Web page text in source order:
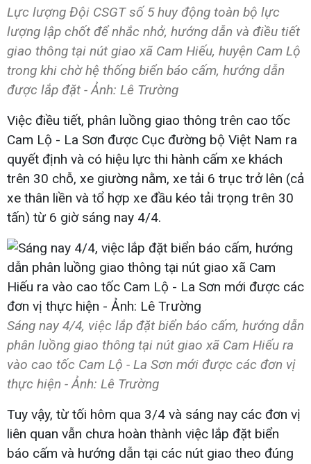
Lực lượng Đội CSGT số 5 huy động toàn bộ lực
lượng lập chốt để nhắc nhở, hướng dẫn và điều tiết
giao thông tại nút giao xã Cam Hiếu, huyện Cam Lộ
trong khi chờ hệ thống biển báo cấm, hướng dẫn
được lắp đặt - Ảnh: Lê Trường
Việc điều tiết, phân luồng giao thông trên cao tốc
Cam Lộ - La Sơn được Cục đường bộ Việt Nam ra
quyết định và có hiệu lực thi hành cấm xe khách
trên 30 chỗ, xe giường nằm, xe tải 6 trục trở lên (cả
xe thân liền và tổ hợp xe đầu kéo tải trọng trên 30
tấn) từ 6 giờ sáng nay 4/4.
Sáng nay 4/4, việc lắp đặt biển báo cấm, hướng dẫn
phân luồng giao thông tại nút giao xã Cam Hiếu ra
vào cao tốc Cam Lộ - La Sơn mới được các đơn vị
thực hiện - Ảnh: Lê Trường
Tuy vậy, từ tối hôm qua 3/4 và sáng nay các đơn vị
liên quan vẫn chưa hoàn thành việc lắp đặt biển
báo cấm và hướng dẫn tại các nút giao theo đúng